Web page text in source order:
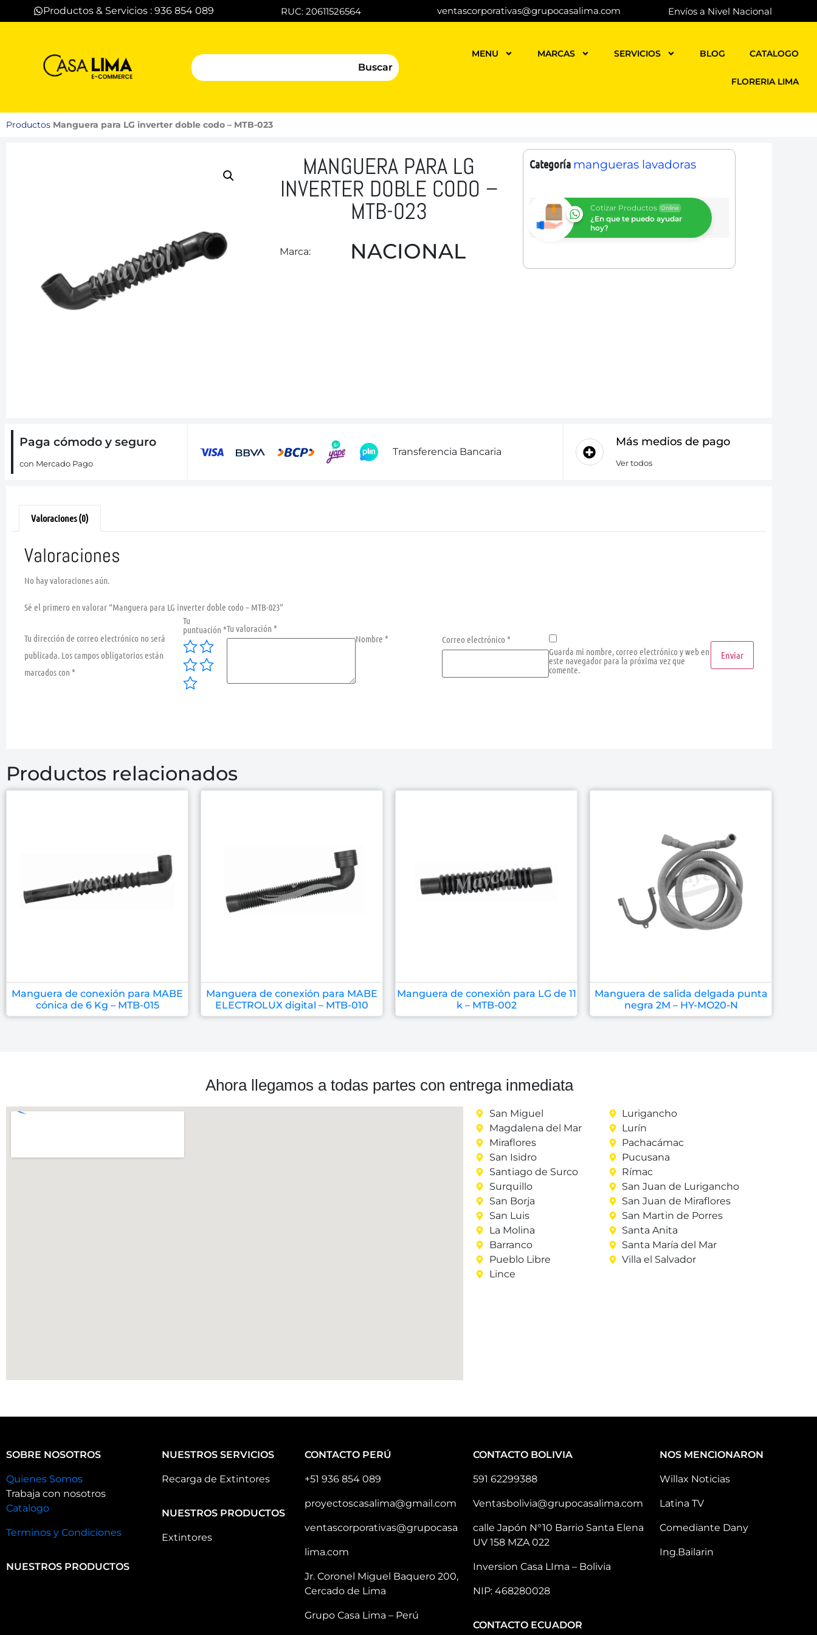
Productos & Servicios : 936 854 089 RUC: 20611526564 ventascorporativas@grupocasalima.com Envíos a Nivel Nacional
Buscar
MENU MARCAS SERVICIOS BLOG CATALOGO
FLORERIA LIMA
Productos Manguera para LG inverter doble codo – MTB-023
MANGUERA PARA LG
INVERTER DOBLE CODO –
MTB-023
Marca: NACIONAL
Categoría mangueras lavadoras
Cotizar Productos Online
¿En que te puedo ayudar
hoy?
Paga cómodo y seguro
con Mercado Pago
Transferencia Bancaria
Más medios de pago
Ver todos
Valoraciones (0)
Valoraciones
No hay valoraciones aún.
Sé el primero en valorar “Manguera para LG inverter doble codo – MTB-023”
Tu dirección de correo electrónico no será
publicada. Los campos obligatorios están
marcados con *
Tu
puntuación*Tu valoración*
Nombre* Correo electrónico *
Guarda mi nombre, correo electrónico y web en
este navegador para la próxima vez que
comente.
Productos relacionados
Manguera de conexión para MABE
cónica de 6 Kg – MTB-015
Manguera de conexión para MABE
ELECTROLUX digital – MTB-010
Manguera de conexión para LG de 11
k – MTB-002
Manguera de salida delgada punta
negra 2M – HY-MO20-N
Ahora llegamos a todas partes con entrega inmediata
San Miguel
Magdalena del Mar
Miraflores
San Isidro
Santiago de Surco
Surquillo
San Borja
San Luis
La Molina
Barranco
Pueblo Libre
Lince
Lurigancho
Lurín
Pachacámac
Pucusana
Rímac
San Juan de Lurigancho
San Juan de Miraflores
San Martin de Porres
Santa Anita
Santa María del Mar
Villa el Salvador
SOBRE NOSOTROS
Quienes Somos
Trabaja con nosotros
Catalogo
Terminos y Condiciones
NUESTROS PRODUCTOS
NUESTROS SERVICIOS
Recarga de Extintores
NUESTROS PRODUCTOS
Extintores
CONTACTO PERÚ
+51 936 854 089
proyectoscasalima@gmail.com
ventascorporativas@grupocasa
lima.com
Jr. Coronel Miguel Baquero 200,
Cercado de Lima
Grupo Casa Lima – Perú
CONTACTO BOLIVIA
591 62299388
Ventasbolivia@grupocasalima.com
calle Japón N°10 Barrio Santa Elena
UV 158 MZA 022
Inversion Casa LIma – Bolivia
NIP: 468280028
CONTACTO ECUADOR
NOS MENCIONARON
Willax Noticias
Latina TV
Comediante Dany
Ing.Bailarin